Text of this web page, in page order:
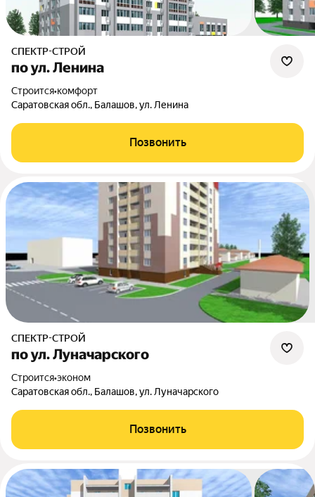
СПЕКТР-СТРОЙ
по ул. Ленина
Строится•комфорт
Саратовская обл., Балашов, ул. Ленина
Позвонить
СПЕКТР-СТРОЙ
по ул. Луначарского
Строится•эконом
Саратовская обл., Балашов, ул. Луначарского
Позвонить